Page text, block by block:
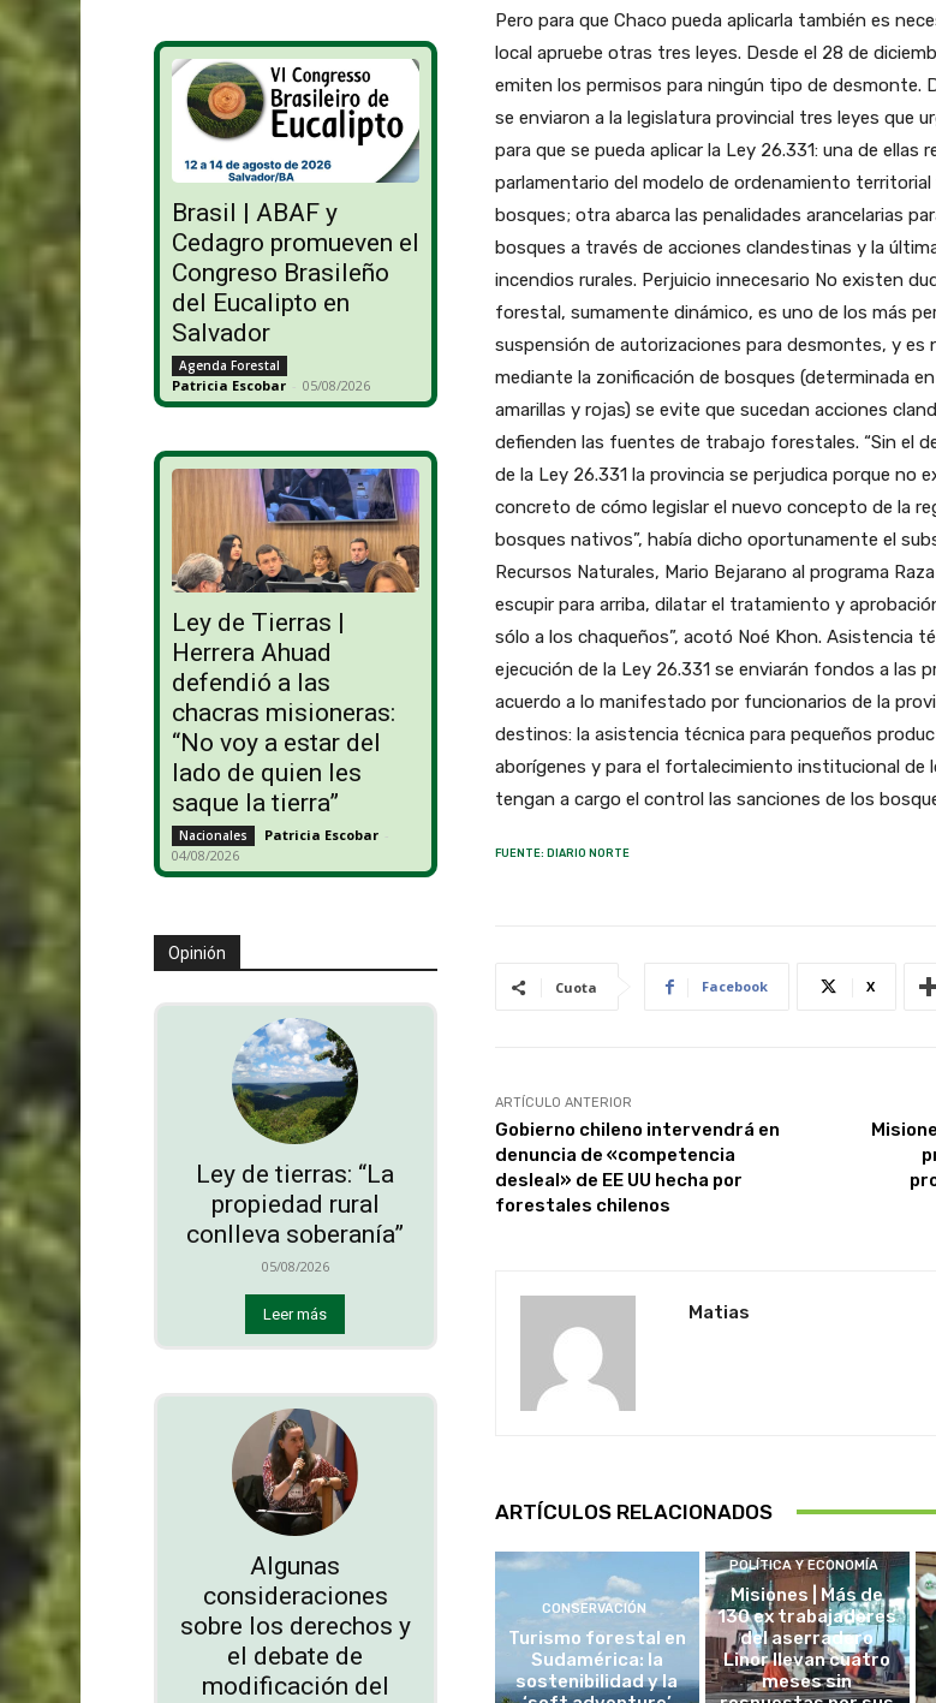
Brasil | ABAF y
Cedagro promueven el
Congreso Brasileño
del Eucalipto en
Salvador
Agenda Forestal
Patricia Escobar - 05/08/2026
Ley de Tierras |
Herrera Ahuad
defendió a las
chacras misioneras:
“No voy a estar del
lado de quien les
saque la tierra”
Nacionales Patricia Escobar -
04/08/2026
Opinión
Ley de tierras: “La
propiedad rural
conlleva soberanía”
05/08/2026
Leer más
Algunas
consideraciones
sobre los derechos y
el debate de
modificación del
Pero para que Chaco pueda aplicarla también es
local apruebe otras tres leyes. Desde el 28 de
emiten los permisos para ningún tipo de desmonte.
se enviaron a la legislatura provincial tres leyes que
para que se pueda aplicar la Ley 26.331: una de ellas
parlamentario del modelo de ordenamiento
bosques; otra abarca las penalidades arancelarias
bosques a través de acciones clandestinas y la
incendios rurales. Perjuicio innecesario No existen
forestal, sumamente dinámico, es uno de los más
suspensión de autorizaciones para desmontes, y es
mediante la zonificación de bosques (determinada
amarillas y rojas) se evite que sucedan acciones
defienden las fuentes de trabajo forestales. “Sin el
de la Ley 26.331 la provincia se perjudica porque no
concreto de cómo legislar el nuevo concepto de la
bosques nativos”, había dicho oportunamente el
Recursos Naturales, Mario Bejarano al programa
escupir para arriba, dilatar el tratamiento y
sólo a los chaqueños”, acotó Noé Khon. Asistencia
ejecución de la Ley 26.331 se enviarán fondos a las
acuerdo a lo manifestado por funcionarios de la
destinos: la asistencia técnica para pequeños
aborígenes y para el fortalecimiento institucional de
tengan a cargo el control las sanciones de los
FUENTE: DIARIO NORTE
Cuota Facebook X
ARTÍCULO ANTERIOR
Gobierno chileno intervendrá en
denuncia de «competencia
desleal» de EE UU hecha por
forestales chilenos
Matias
ARTÍCULOS RELACIONADOS
CONSERVACIÓN
Turismo forestal en
Sudamérica: la
sostenibilidad y la
POLÍTICA Y ECONOMÍA
Misiones | Más de
130 ex trabajadores
del aserradero
Linor llevan cuatro
meses sin